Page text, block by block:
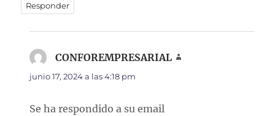
Responder
CONFOREMPRESARIAL
junio 17, 2024 a las 4:18 pm
Se ha respondido a su email